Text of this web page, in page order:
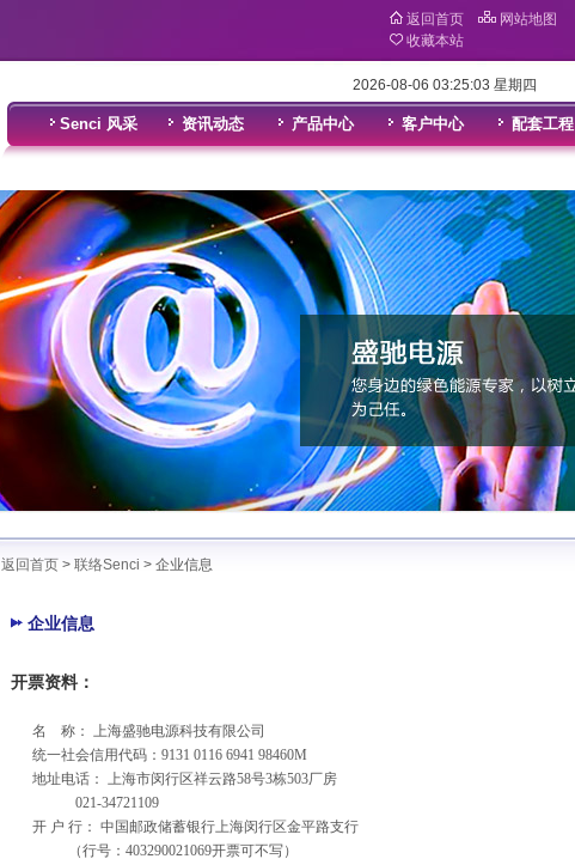
返回首页
网站地图
收藏本站
2026-08-06 03:25:03 星期四
Senci 风采 资讯动态 产品中心 客户中心 配套工程
返回首页> 联络Senci > 企业信息
企业信息
开票资料：
名 称： 上海盛驰电源科技有限公司
统一社会信用代码： 9131 0116 6941 98460M
地址电话： 上海市闵行区祥云路58号3栋503厂房
021-34721109
开 户 行： 中国邮政储蓄银行上海闵行区金平路支行
（行号： 403290021069开票可不写）